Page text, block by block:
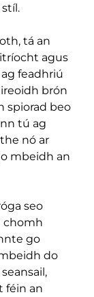
tá an
agus
feadhriú
brón
spiorad beo
tú ag
nó ar
mbeidh an
seo
chomh
go
do
féin an